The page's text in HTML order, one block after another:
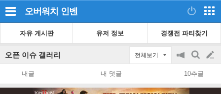
오버워치 인벤
자유 게시판 유저 정보 경쟁전 파티찾기
오픈 이슈 갤러리 전체보기
공
지
on/off
검
색
글
쓰
내글 내 댓글 10추글